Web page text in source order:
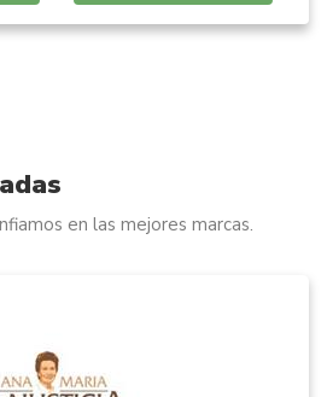
en las mejores marcas.